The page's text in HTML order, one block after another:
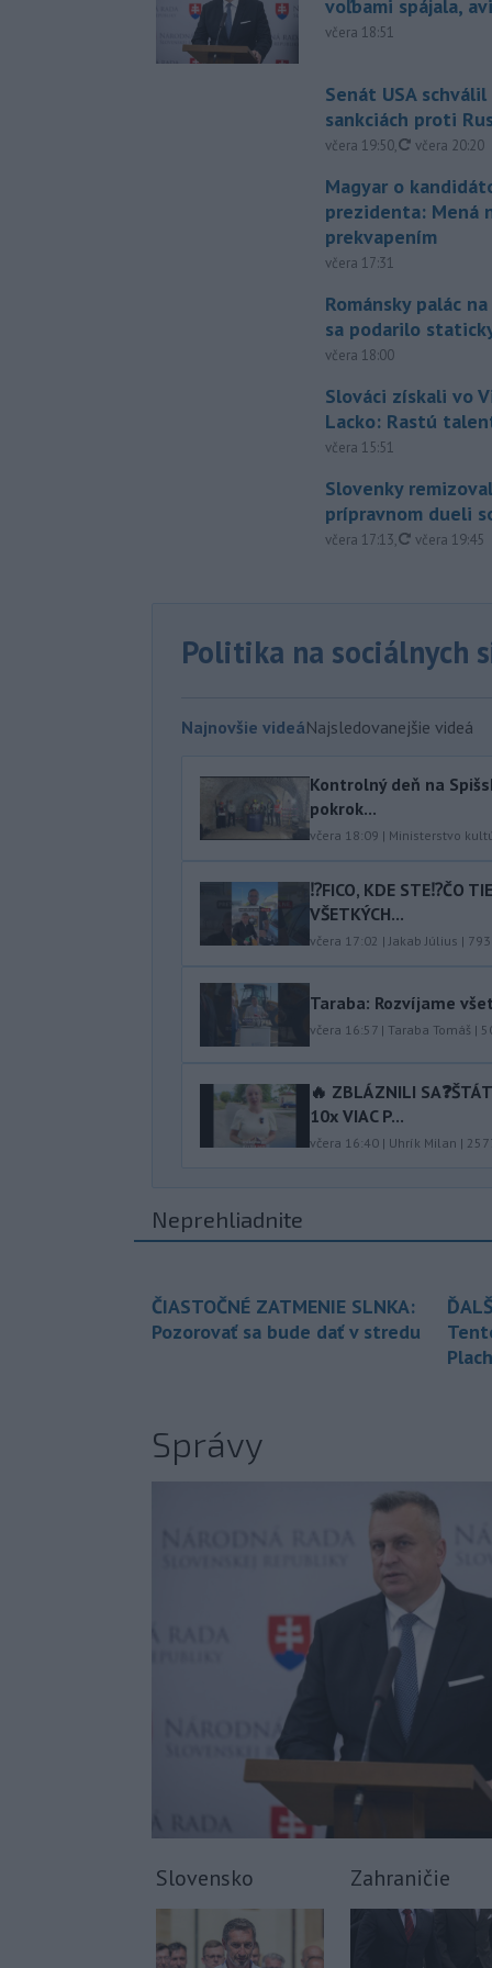
voľbami spájala,
včera 18:51
Senát USA
sankciách proti
včera 19:50, aktualizované
včera 20:20
Magyar o
prezidenta: Mená
prekvapením
včera 17:31
Románsky palác
sa podarilo
včera 18:00
Slováci získali vo
Lacko: Rastú
včera 15:51
Slovenky
prípravnom dueli
včera 17:13, aktualizované
včera 19:45
Politika na sociálnych
Najnovšie videáNajsledovanejšie videá
Kontrolný deň na
pokrok...
včera 18:09 | Ministerstvo
⁉️FICO, KDE STE⁉️ČO
VŠETKÝCH...
včera 17:02 | Jakab Július |
Taraba: Rozvíjame
včera 16:57 | Taraba Tomáš |
🔥 ZBLÁZNILI
10x VIAC P...
včera 16:40 | Uhrík Milan |
Neprehliadnite
ČIASTOČNÉ ZATMENIE SLNKA:
Pozorovať sa bude dať v stredu
Správy
Slovensko Zahraničie